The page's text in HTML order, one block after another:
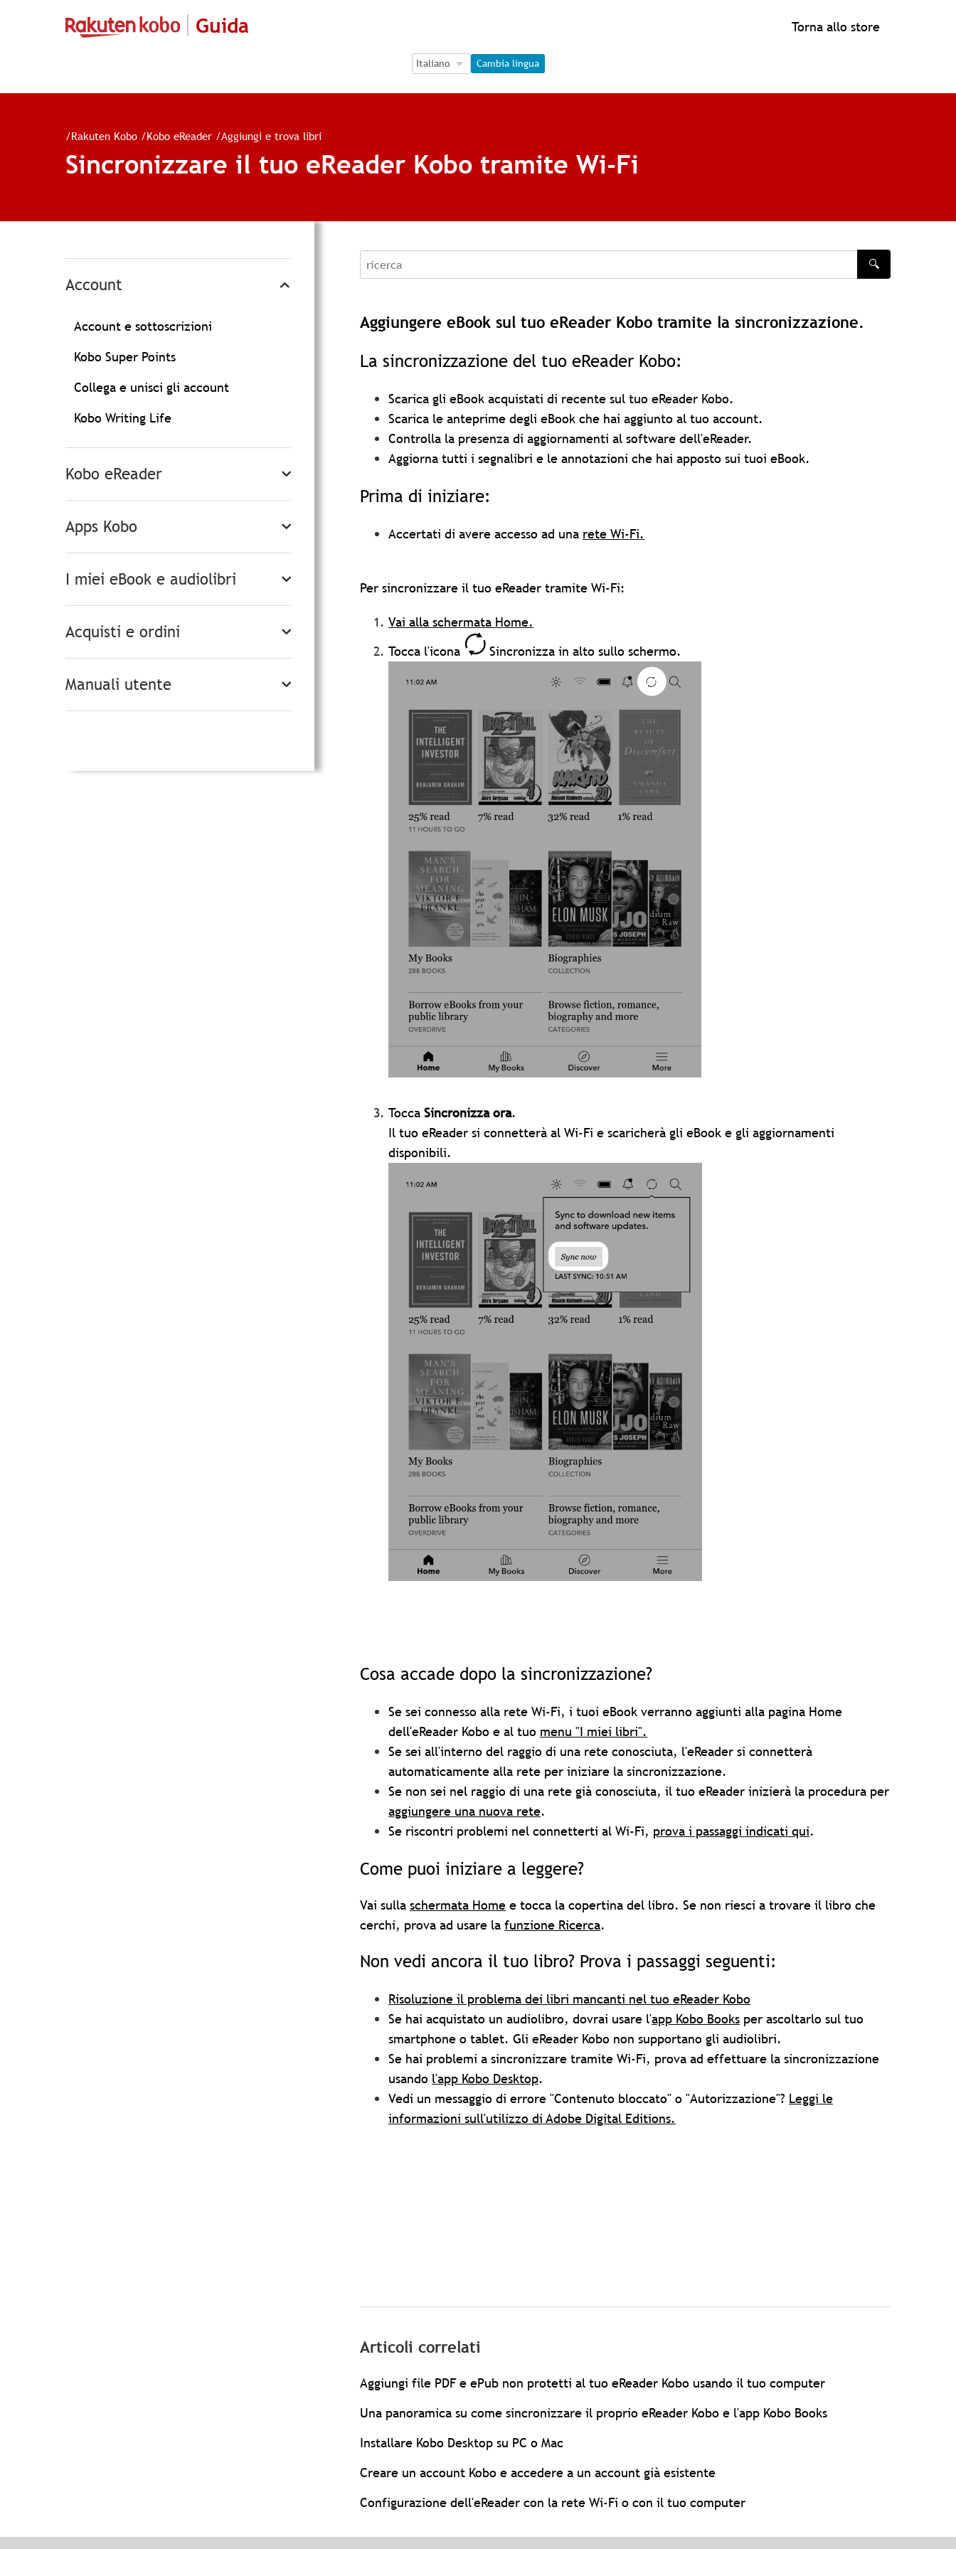
Guida Torna allo store
Language Selection
Language Selection
Cambia lingua
/Rakuten Kobo /Kobo eReader /Aggiungi e trova libri
Sincronizzare il tuo eReader Kobo tramite Wi-Fi
Account
Account e sottoscrizioni
Kobo Super Points
Collega e unisci gli account
Kobo Writing Life
Kobo eReader
Apps Kobo
I miei eBook e audiolibri
Acquisti e ordini
Manuali utente
recherche
🔍
Aggiungere eBook sul tuo eReader Kobo tramite la sincronizzazione.
La sincronizzazione del tuo eReader Kobo:
Scarica gli eBook acquistati di recente sul tuo eReader Kobo.
Scarica le anteprime degli eBook che hai aggiunto al tuo account.
Controlla la presenza di aggiornamenti al software dell'eReader.
Aggiorna tutti i segnalibri e le annotazioni che hai apposto sui tuoi eBook.
Prima di iniziare:
Accertati di avere accesso ad una rete Wi-Fi.
Per sincronizzare il tuo eReader tramite Wi-Fi:
Vai alla schermata Home.
Tocca l'icona
Sincronizza in alto sullo schermo.
Tocca Sincronizza ora.
Il tuo eReader si connetterà al Wi-Fi e scaricherà gli eBook e gli aggiornamenti
disponibili.
Cosa accade dopo la sincronizzazione?
Se sei connesso alla rete Wi-Fi, i tuoi eBook verranno aggiunti alla pagina Home
dell'eReader Kobo e al tuo menu "I miei libri".
Se sei all'interno del raggio di una rete conosciuta, l'eReader si connetterà
automaticamente alla rete per iniziare la sincronizzazione.
Se non sei nel raggio di una rete già conosciuta, il tuo eReader inizierà la procedura per
aggiungere una nuova rete.
Se riscontri problemi nel connetterti al Wi-Fi, prova i passaggi indicati qui.
Come puoi iniziare a leggere?
Vai sulla schermata Home e tocca la copertina del libro. Se non riesci a trovare il libro che
cerchi, prova ad usare la funzione Ricerca.
Non vedi ancora il tuo libro? Prova i passaggi seguenti:
Risoluzione il problema dei libri mancanti nel tuo eReader Kobo
Se hai acquistato un audiolibro, dovrai usare l'app Kobo Books per ascoltarlo sul tuo
smartphone o tablet. Gli eReader Kobo non supportano gli audiolibri.
Se hai problemi a sincronizzare tramite Wi-Fi, prova ad effettuare la sincronizzazione
usando l'app Kobo Desktop.
Vedi un messaggio di errore "Contenuto bloccato" o "Autorizzazione"? Leggi le
informazioni sull'utilizzo di Adobe Digital Editions.
Articoli correlati
Aggiungi file PDF e ePub non protetti al tuo eReader Kobo usando il tuo computer
Una panoramica su come sincronizzare il proprio eReader Kobo e l'app Kobo Books
Installare Kobo Desktop su PC o Mac
Creare un account Kobo e accedere a un account già esistente
Configurazione dell'eReader con la rete Wi-Fi o con il tuo computer